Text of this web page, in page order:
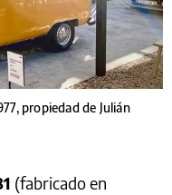
propiedad de Julián
(fabricado en